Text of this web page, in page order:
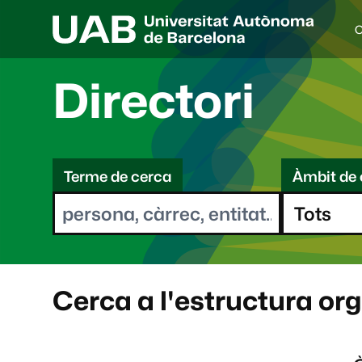
I
d
i
a
e
l
e
o
t
Directori
C
eTerme de cerca Àmbit de
Cerca a l'estructura